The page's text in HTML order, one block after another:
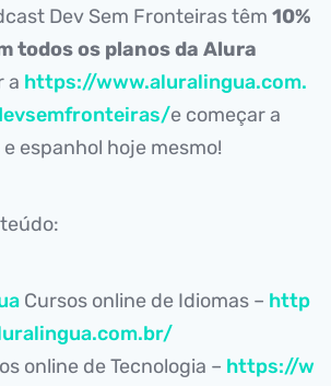
Dev Sem Fronteiras têm 10%
todos os planos da Alura
a https://www.aluralingua.com.
e começar a
espanhol hoje mesmo!
Cursos online de Idiomas – http
online de Tecnologia – https://w